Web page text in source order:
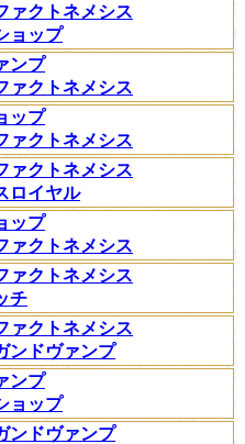
ァクトネメシス
ョップ
ンプ
ァクトネメシス
ップ
ァクトネメシス
ァクトネメシス
ロイヤル
ップ
ァクトネメシス
ァクトネメシス
チ
ァクトネメシス
ンドヴァンプ
ンプ
ョップ
ンドヴァンプ